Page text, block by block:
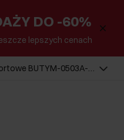
DO -60%
lepszych cenach
BUTYM-0503A-